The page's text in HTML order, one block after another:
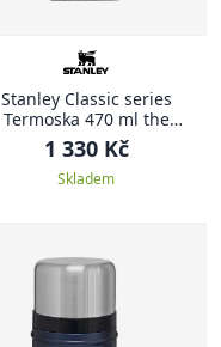
Stanley Classic series
Termoska 470 ml the
legendary matná černá
CLASSIC
1 330 Kč
Skladem